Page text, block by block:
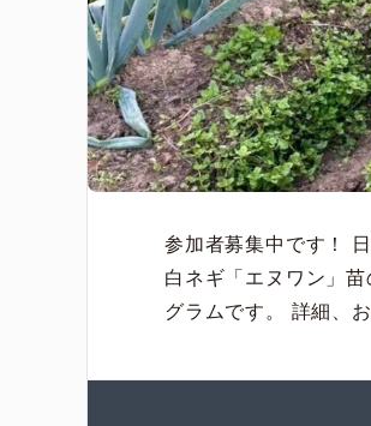
参加者募集中です！
白ネギ「エヌワン」
グラムです。 詳細、